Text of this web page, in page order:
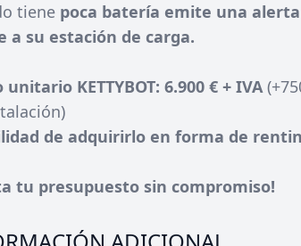
tiene poca batería emite una
a su estación de carga.
unitario KETTYBOT: 6.900 € + IVA
de adquirirlo en forma de
tu presupuesto sin compromiso!